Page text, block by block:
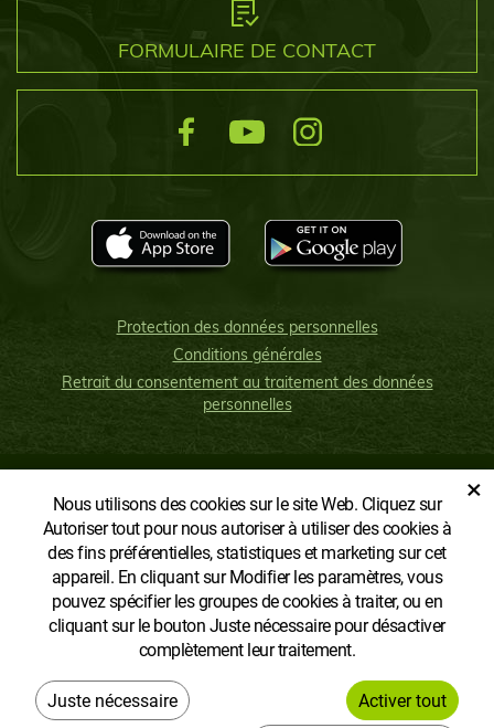
Nous utilisons des cookies sur le site Web. Cliquez sur
Autoriser tout pour nous autoriser à utiliser des cookies à
des fins préférentielles, statistiques et marketing sur cet
appareil. En cliquant sur Modifier les paramètres, vous
pouvez spécifier les groupes de cookies à traiter, ou en
cliquant sur le bouton Juste nécessaire pour désactiver
complètement leur traitement.
×
FORMULAIRE DE CONTACT
Protection des données personnelles
Conditions générales
Retrait du consentement au traitement des données
personnelles
AFFICHER LA VERSION CLASSIQUE
Copyright © AGROECOPOWER FR
Créé